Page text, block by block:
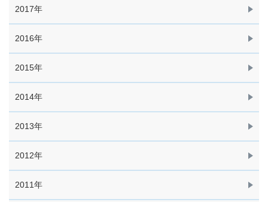
2017年
2016年
2015年
2014年
2013年
2012年
2011年